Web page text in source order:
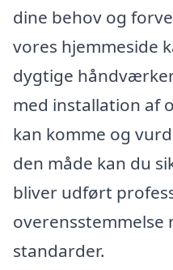
dine behov og
vores hjemmeside
dygtige
med installation af
kan komme og
den måde kan du
bliver udført
standarder.